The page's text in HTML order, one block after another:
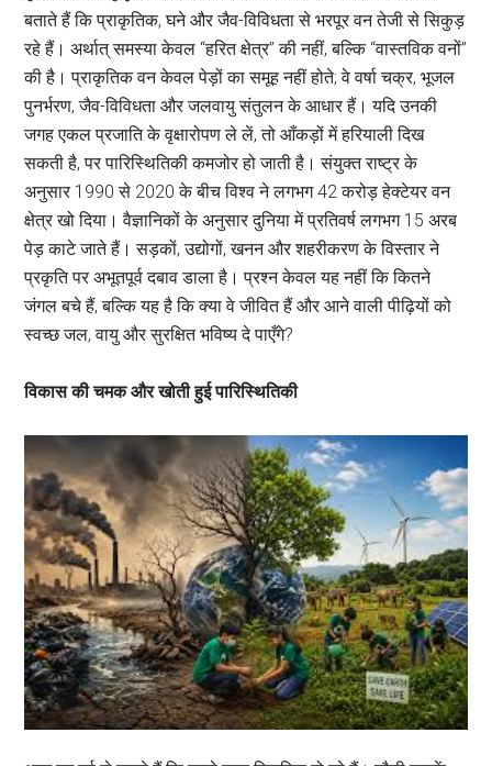
बताते हैं कि प्राकृतिक, घने और जैव-विविधता से भरपूर वन तेजी से सिकुड़
रहे हैं। अर्थात् समस्या केवल “हरित क्षेत्र” की नहीं, बल्कि “वास्तविक वनों”
की है। प्राकृतिक वन केवल पेड़ों का समूह नहीं होते; वे वर्षा चक्र, भूजल
पुनर्भरण, जैव-विविधता और जलवायु संतुलन के आधार हैं। यदि उनकी
जगह एकल प्रजाति के वृक्षारोपण ले लें, तो आँकड़ों में हरियाली दिख
सकती है, पर पारिस्थितिकी कमजोर हो जाती है। संयुक्त राष्ट्र के
अनुसार 1990 से 2020 के बीच विश्व ने लगभग 42 करोड़ हेक्टेयर वन
क्षेत्र खो दिया। वैज्ञानिकों के अनुसार दुनिया में प्रतिवर्ष लगभग 15 अरब
पेड़ काटे जाते हैं। सड़कों, उद्योगों, खनन और शहरीकरण के विस्तार ने
प्रकृति पर अभूतपूर्व दबाव डाला है। प्रश्न केवल यह नहीं कि कितने
जंगल बचे हैं, बल्कि यह है कि क्या वे जीवित हैं और आने वाली पीढ़ियों को
स्वच्छ जल, वायु और सुरक्षित भविष्य दे पाएँगे?
विकास की चमक और खोती हुई पारिस्थितिकी